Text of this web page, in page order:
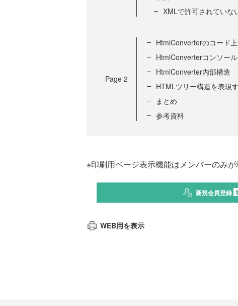
XMLで許可されていな
Page 2
HtmlConverterのコード
HtmlConverterコンソー
HtmlConverter内部構造
HTMLツリー構造を表現
まとめ
参考資料
※印刷用ページ表示機能はメンバーのみが
新規会員登録
WEB用を表示